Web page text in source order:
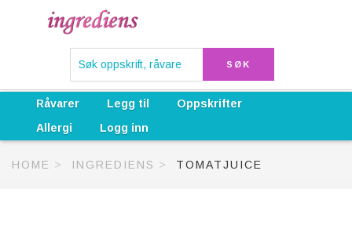
Råvarer Legg til
Oppskrifter
Allergi
Logg inn
HOME INGREDIENS TOMATJUICE